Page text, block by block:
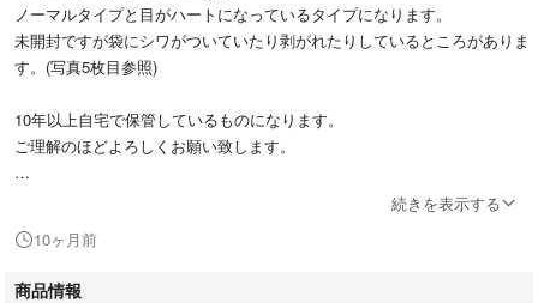
ノーマルタイプと目がハートになっているタイプになります。
未開封ですが袋にシワがついていたり剥がれたりしているところがありま
す。(写真5枚目参照)
10年以上自宅で保管しているものになります。
ご理解のほどよろしくお願い致します。
#マスコット
#ストラップ
続きを表示する
10ヶ月前
商品情報